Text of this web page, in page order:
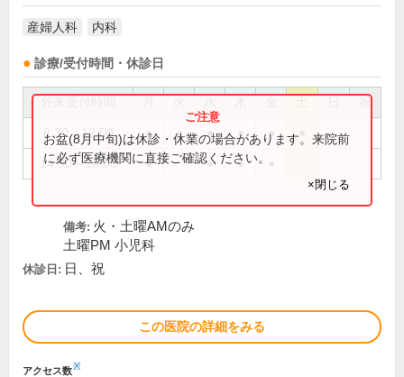
産婦人科 内科
診療/受付時間・休診日
祝
8:30～12:00 ● ● ● ● ●
14:30～18:00 ● ● ●
お盆(8月中旬)は休診・休業の場合があります。来院前
に必ず医療機関に直接ご確認ください。
×閉じる
備考: 火・土曜AMのみ
土曜PM 小児科
休診日: 日、祝
この医院の詳細をみる
アクセス数※